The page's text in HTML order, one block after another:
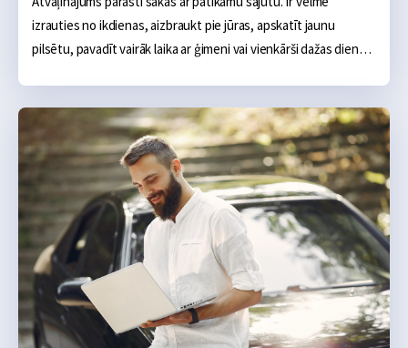
izrauties no ikdienas, aizbraukt pie jūras, apskatīt jaunu
pilsētu, pavadīt vairāk laika ar ģimeni vai vienkārši dažas dienas
praksē atvaļinājums bieži kļūst dārgāks nevis viena liela tēriņa
dēļ, bet vairāku mazu kļūdu dēļ, kas sakrājas kopā.